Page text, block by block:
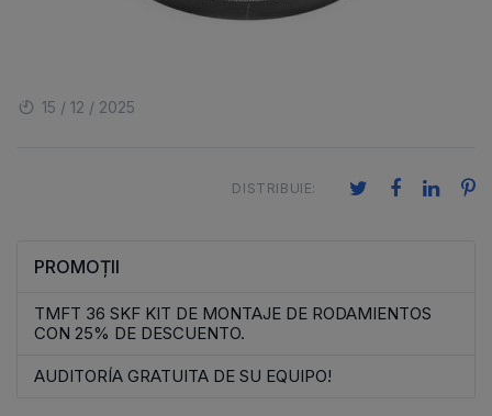
15 / 12 / 2025
DISTRIBUIE:
PROMOȚII
TMFT 36 SKF KIT DE MONTAJE DE RODAMIENTOS
CON 25% DE DESCUENTO.
AUDITORÍA GRATUITA DE SU EQUIPO!